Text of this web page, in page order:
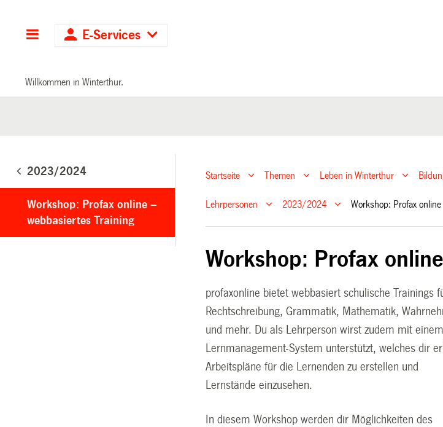
Hauptnavigation
E-Services
Willkommen in Winterthur.
2023/2024
Workshop: Profax online –
webbasiertes Training
Startseite Themen Leben in Winterthur
Lehrpersonen 2023/2024 Workshop: Profax
Workshop: Profax
profaxonline bietet webbasiert schulische Trainings
Rechtschreibung, Grammatik, Mathematik,
und mehr. Du als Lehrperson wirst zudem mit einem
Lernmanagement-System unterstützt, welches dir
Arbeitspläne für die Lernenden zu erstellen und
Lernstände einzusehen.
In diesem Workshop werden dir Möglichkeiten des